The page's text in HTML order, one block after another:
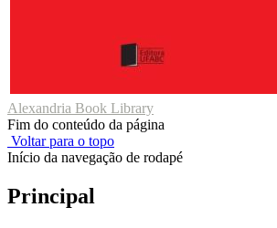
Alexandria Book Library
Fim do conteúdo da página
Voltar para o topo
Início da navegação de rodapé
Principal